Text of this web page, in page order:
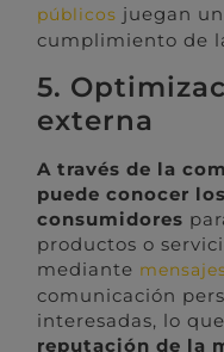
públicos juegan
cumplimiento de
5.
externa
A través de la
puede conocer
consumidores
productos o
mediante
comunicación
interesadas, lo
reputación de la